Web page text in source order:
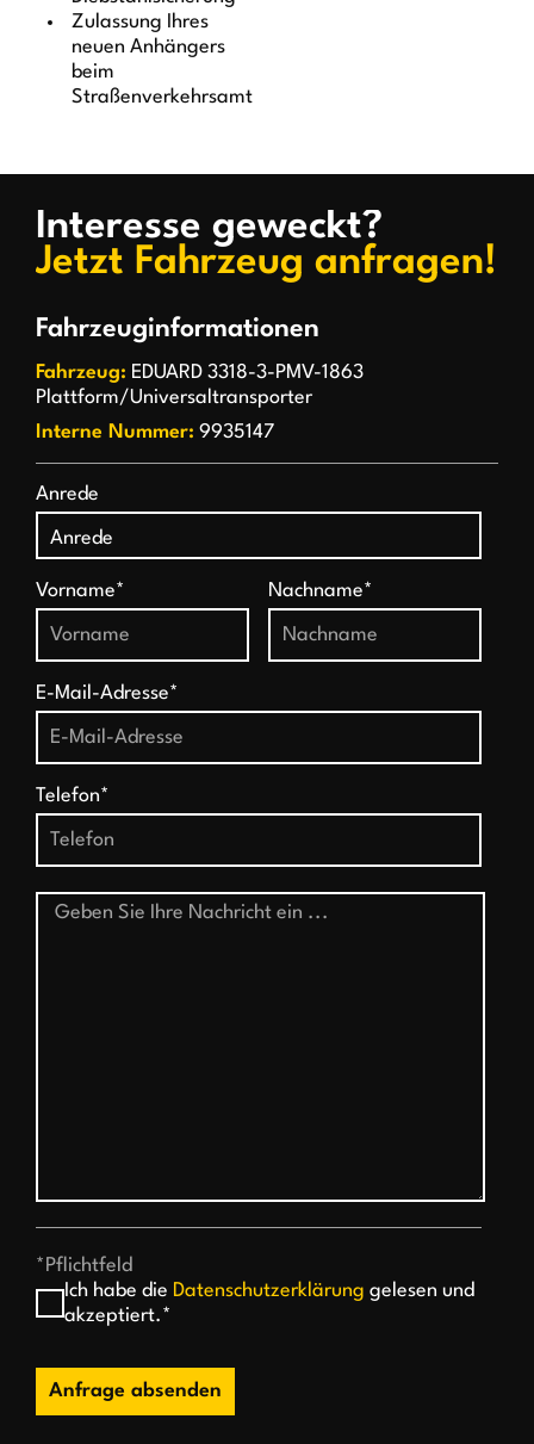
Zulassung Ihres
neuen Anhängers
beim
Straßenverkehrsamt
Interesse geweckt?
Jetzt Fahrzeug anfragen!
Fahrzeuginformationen
Fahrzeug: EDUARD 3318-3-PMV-1863
Plattform/Universaltransporter
Interne Nummer: 9935147
Anrede
Vorname* Nachname*
E-Mail-Adresse*
Telefon*
*Pflichtfeld
Ich habe die Datenschutzerklärung gelesen und
akzeptiert.*
Anfrage absenden